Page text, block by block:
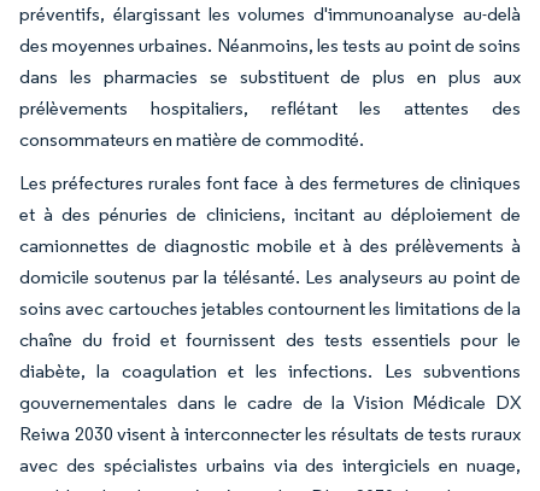
préventifs, élargissant les volumes d'immunoanalyse au-delà
des moyennes urbaines. Néanmoins, les tests au point de soins
dans les pharmacies se substituent de plus en plus aux
prélèvements hospitaliers, reflétant les attentes des
consommateurs en matière de commodité.
Les préfectures rurales font face à des fermetures de cliniques
et à des pénuries de cliniciens, incitant au déploiement de
camionnettes de diagnostic mobile et à des prélèvements à
domicile soutenus par la télésanté. Les analyseurs au point de
soins avec cartouches jetables contournent les limitations de la
chaîne du froid et fournissent des tests essentiels pour le
diabète, la coagulation et les infections. Les subventions
gouvernementales dans le cadre de la Vision Médicale DX
Reiwa 2030 visent à interconnecter les résultats de tests ruraux
avec des spécialistes urbains via des intergiciels en nuage,